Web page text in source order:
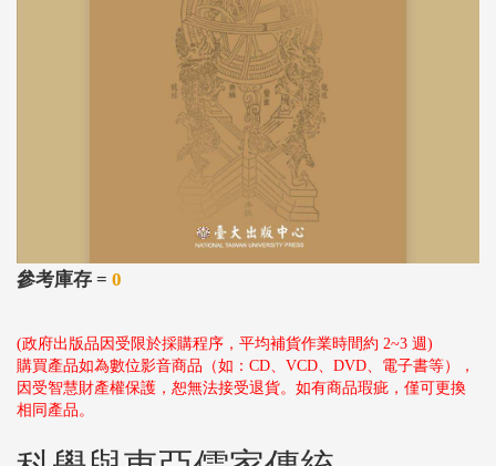
參考庫存 = 0
(政府出版品因受限於採購程序，平均補貨作業時間約 2~3 週)
購買產品如為數位影音商品（如：CD、VCD、DVD、電子書等），
因受智慧財產權保護，恕無法接受退貨。如有商品瑕疵，僅可更換
相同產品。